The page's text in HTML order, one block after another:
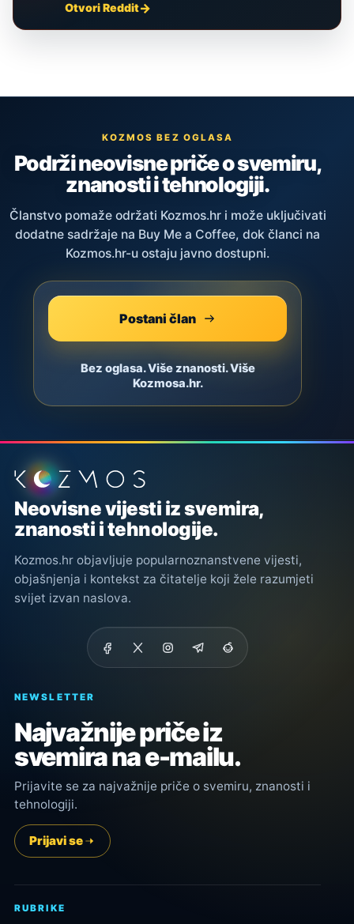
Otvori Reddit
KOZMOS BEZ OGLASA
Podrži neovisne priče o svemiru,
znanosti i tehnologiji.
Članstvo pomaže održati Kozmos.hr i može uključivati
dodatne sadržaje na Buy Me a Coffee, dok članci na
Kozmos.hr-u ostaju javno dostupni.
Postani član
Bez oglasa. Više znanosti. Više
Kozmosa.hr.
Podnožje stranice
Neovisne vijesti iz svemira,
znanosti i tehnologije.
Kozmos.hr objavljuje popularnoznanstvene vijesti,
objašnjenja i kontekst za čitatelje koji žele razumjeti
svijet izvan naslova.
NEWSLETTER
Najvažnije priče iz
svemira na e-mailu.
Prijavite se za najvažnije priče o svemiru, znanosti i
tehnologiji.
Prijavi se
RUBRIKE